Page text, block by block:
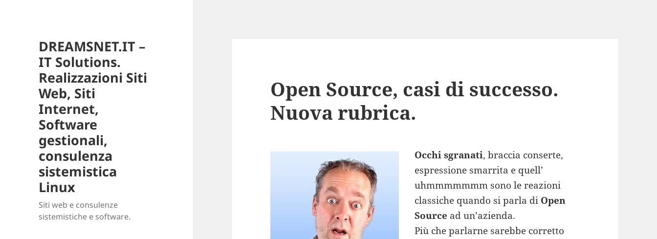
DREAMSNET.IT –
IT Solutions.
Realizzazioni Siti
Web, Siti
Internet,
Software
gestionali,
consulenza
sistemistica
Linux
Siti web e consulenze
sistemistiche e software.
Open Source, casi di successo.
Nuova rubrica.
Occhi sgranati, braccia conserte,
espressione smarrita e quell’
uhmmmmmmm sono le reazioni
classiche quando si parla di Open
Source ad un’azienda.
Più che parlarne sarebbe corretto